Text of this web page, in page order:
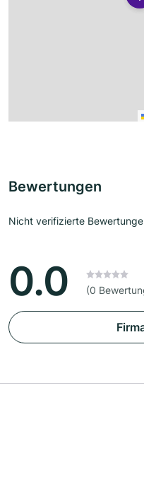
Bewertungen
Nicht verifizierte
0.0 (0